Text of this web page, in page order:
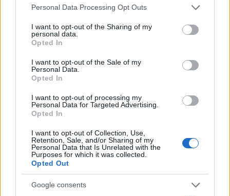
Please note that this website/app uses one or more Google
not limited to your visit or usage behaviour. You may click to
grant or deny consent to Google and its third-party tags to
use your data for below specified purposes in below Google
consent section.
Personal Data Processing Opt Outs
I want to opt-out of the Sharing of my
personal data.
Opted In
I want to opt-out of the Sale of my
Personal Data.
Opted In
I want to opt-out of processing my
Personal Data for Targeted Advertising.
Opted In
I want to opt-out of Collection, Use,
Retention, Sale, and/or Sharing of my
Personal Data that Is Unrelated with the
Purposes for which it was collected.
Opted Out
Google consents
Bocciature scolastiche: i casi giudiziari che hanno
fatto discutere
Marco Tessari · 3 Ago 2026